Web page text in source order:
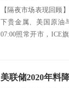
【隔夜市场表现回顾
下贵金属、美国原油
07:00照常开市，ICE
美联储2020年料